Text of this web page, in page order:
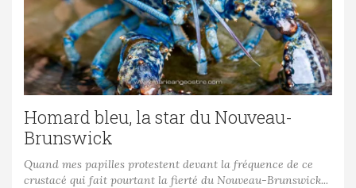
Homard bleu, la star du Nouveau-
Brunswick
Quand mes papilles protestent devant la fréquence de ce
crustacé qui fait pourtant la fierté du Nouveau-Brunswick...